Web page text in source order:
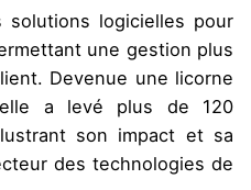
solutions logicielles pour
une gestion plus
Devenue une licorne
a levé plus de 120
son impact et sa
des technologies de